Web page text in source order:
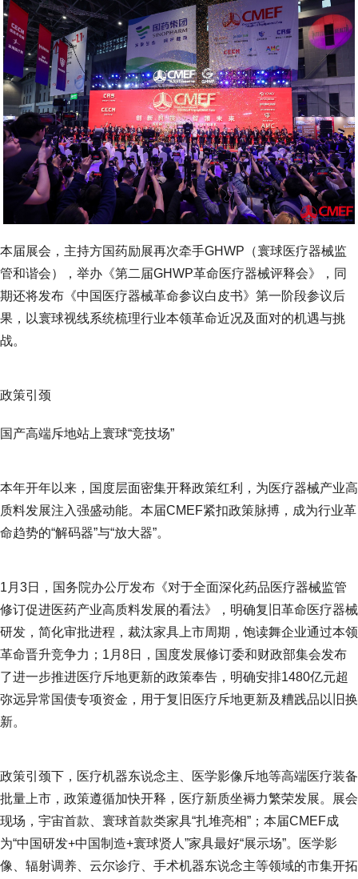
本届展会，主持方国药励展再次牵手GHWP（寰球医疗器械监
管和谐会），举办《第二届GHWP革命医疗器械评释会》，同
期还将发布《中国医疗器械革命参议白皮书》第一阶段参议后
果，以寰球视线系统梳理行业本领革命近况及面对的机遇与挑
战。
政策引颈
国产高端斥地站上寰球“竞技场”
本年开年以来，国度层面密集开释政策红利，为医疗器械产业高
质料发展注入强盛动能。本届CMEF紧扣政策脉搏，成为行业革
命趋势的“解码器”与“放大器”。
1月3日，国务院办公厅发布《对于全面深化药品医疗器械监管
修订促进医药产业高质料发展的看法》，明确复旧革命医疗器械
研发，简化审批进程，裁汰家具上市周期，饱读舞企业通过本领
革命晋升竞争力；1月8日，国度发展修订委和财政部集会发布
了进一步推进医疗斥地更新的政策奉告，明确安排1480亿元超
弥远异常国债专项资金，用于复旧医疗斥地更新及糟践品以旧换
新。
政策引颈下，医疗机器东说念主、医学影像斥地等高端医疗装备
批量上市，政策遵循加快开释，医疗新质坐褥力繁荣发展。展会
现场，宇宙首款、寰球首款类家具“扎堆亮相”；本届CMEF成
为“中国研发+中国制造+寰球贤人”家具最好“展示场”。医学影
像、辐射调养、云尔诊疗、手术机器东说念主等领域的市集开拓